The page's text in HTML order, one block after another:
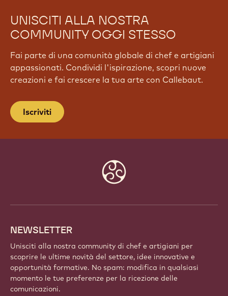
UNISCITI ALLA NOSTRA
COMMUNITY OGGI STESSO
Fai parte di una comunità globale di chef e artigiani
appassionati. Condividi l'ispirazione, scopri nuove
creazioni e fai crescere la tua arte con Callebaut.
Iscriviti
NEWSLETTER
Unisciti alla nostra community di chef e artigiani per
scoprire le ultime novità del settore, idee innovative e
opportunità formative. No spam: modifica in qualsiasi
momento le tue preferenze per la ricezione delle
comunicazioni.